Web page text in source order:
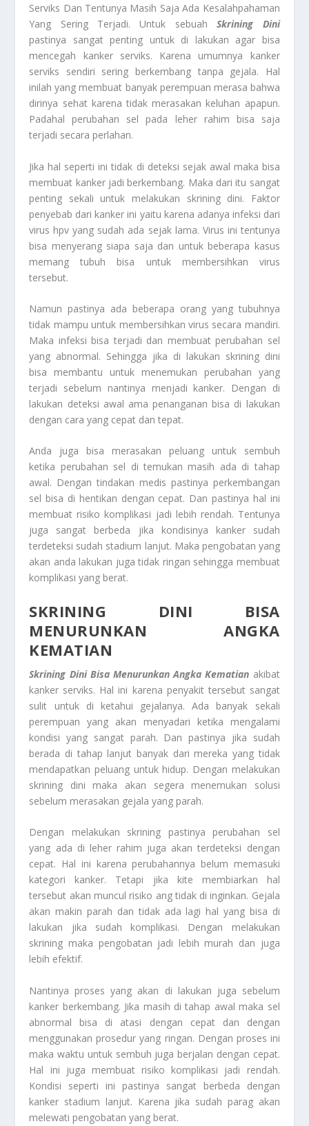
Serviks Dan Tentunya Masih Saja Ada Kesalahpahaman
Yang Sering Terjadi. Untuk sebuahSkrining Dini
pastinya sangat penting untuk di lakukan agar bisa
mencegah kanker serviks. Karena umumnya kanker
serviks sendiri sering berkembang tanpa gejala. Hal
inilah yang membuat banyak perempuan merasa bahwa
dirinya sehat karena tidak merasakan keluhan apapun.
Padahal perubahan sel pada leher rahim bisa saja
terjadi secara perlahan.
Jika hal seperti ini tidak di deteksi sejak awal maka bisa
membuat kanker jadi berkembang. Maka dari itu sangat
penting sekali untuk melakukan skrining dini. Faktor
penyebab dari kanker ini yaitu karena adanya infeksi dari
virus hpv yang sudah ada sejak lama. Virus ini tentunya
bisa menyerang siapa saja dan untuk beberapa kasus
memang tubuh bisa untuk membersihkan virus
tersebut.
Namun pastinya ada beberapa orang yang tubuhnya
tidak mampu untuk membersihkan virus secara mandiri.
Maka infeksi bisa terjadi dan membuat perubahan sel
yang abnormal. Sehingga jika di lakukan skrining dini
bisa membantu untuk menemukan perubahan yang
terjadi sebelum nantinya menjadi kanker. Dengan di
lakukan deteksi awal ama penanganan bisa di lakukan
dengan cara yang cepat dan tepat.
Anda juga bisa merasakan peluang untuk sembuh
ketika perubahan sel di temukan masih ada di tahap
awal. Dengan tindakan medis pastinya perkembangan
sel bisa di hentikan dengan cepat. Dan pastinya hal ini
membuat risiko komplikasi jadi lebih rendah. Tentunya
juga sangat berbeda jika kondisinya kanker sudah
terdeteksi sudah stadium lanjut. Maka pengobatan yang
akan anda lakukan juga tidak ringan sehingga membuat
komplikasi yang berat.
SKRINING DINI BISA
MENURUNKAN ANGKA
KEMATIAN
Skrining Dini Bisa Menurunkan Angka Kematian akibat
kanker serviks. Hal ini karena penyakit tersebut sangat
sulit untuk di ketahui gejalanya. Ada banyak sekali
perempuan yang akan menyadari ketika mengalami
kondisi yang sangat parah. Dan pastinya jika sudah
berada di tahap lanjut banyak dari mereka yang tidak
mendapatkan peluang untuk hidup. Dengan melakukan
skrining dini maka akan segera menemukan solusi
sebelum merasakan gejala yang parah.
Dengan melakukan skrining pastinya perubahan sel
yang ada di leher rahim juga akan terdeteksi dengan
cepat. Hal ini karena perubahannya belum memasuki
kategori kanker. Tetapi jika kite membiarkan hal
tersebut akan muncul risiko ang tidak di inginkan. Gejala
akan makin parah dan tidak ada lagi hal yang bisa di
lakukan jika sudah komplikasi. Dengan melakukan
skrining maka pengobatan jadi lebih murah dan juga
lebih efektif.
Nantinya proses yang akan di lakukan juga sebelum
kanker berkembang. Jika masih di tahap awal maka sel
abnormal bisa di atasi dengan cepat dan dengan
menggunakan prosedur yang ringan. Dengan proses ini
maka waktu untuk sembuh juga berjalan dengan cepat.
Hal ini juga membuat risiko komplikasi jadi rendah.
Kondisi seperti ini pastinya sangat berbeda dengan
kanker stadium lanjut. Karena jika sudah parag akan
melewati pengobatan yang berat.